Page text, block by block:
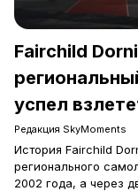
Fairchild
успел
Редакция SkyMoments
История Fairchild
регионального
2002 года, а через